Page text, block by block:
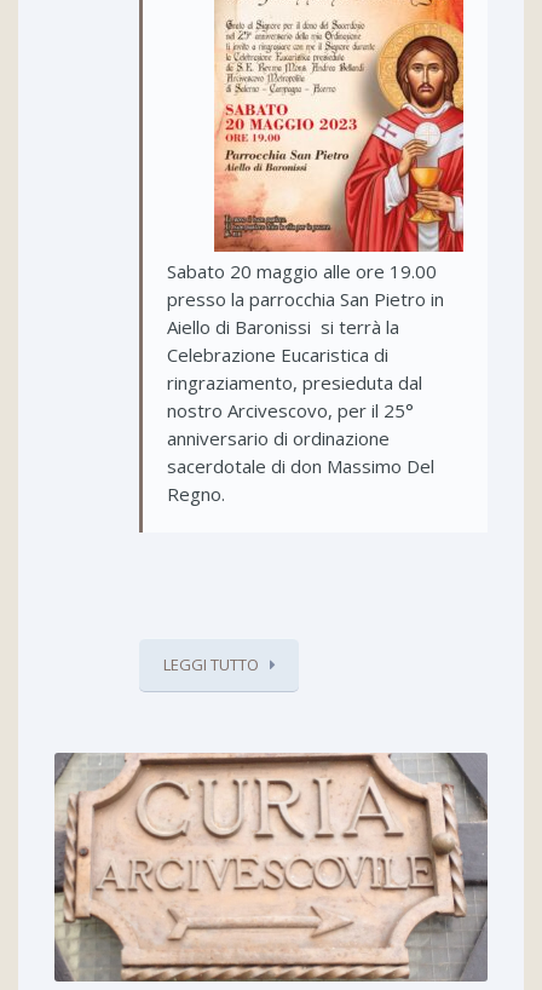
Sabato 20 maggio alle ore 19.00
presso la parrocchia San Pietro in
Aiello di Baronissi si terrà la
Celebrazione Eucaristica di
ringraziamento, presieduta dal
nostro Arcivescovo, per il 25°
anniversario di ordinazione
sacerdotale di don Massimo Del
Regno.
LEGGI TUTTO